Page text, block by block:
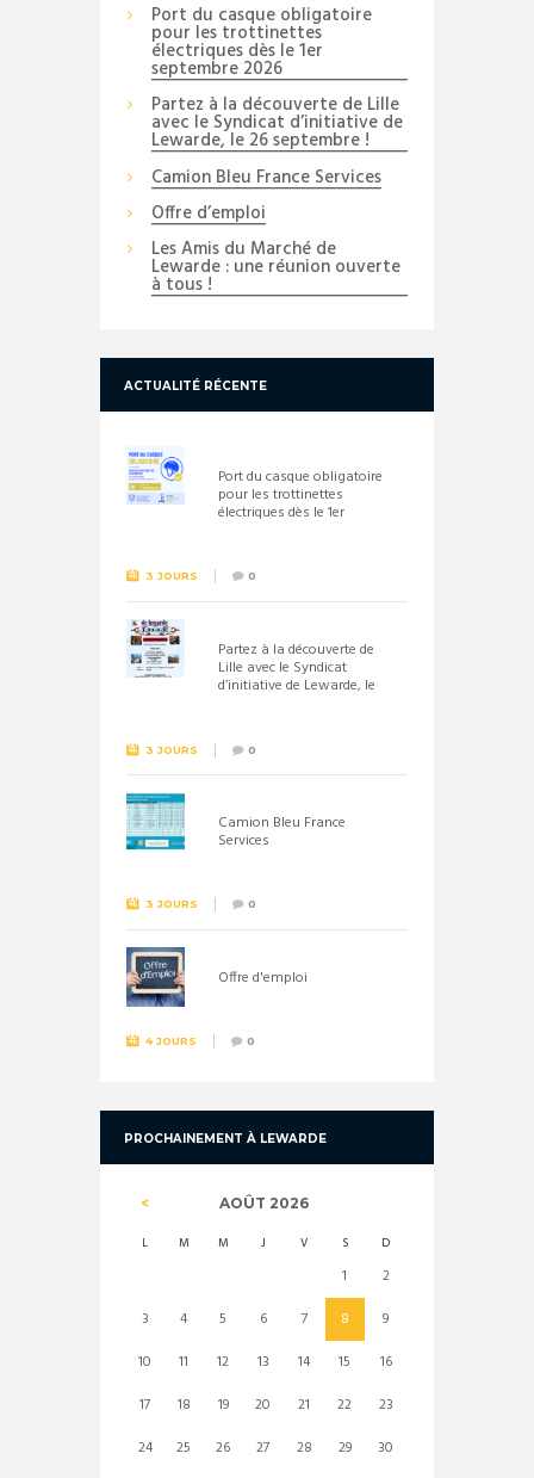
Port du casque obligatoire
pour les trottinettes
électriques dès le 1er
septembre 2026
Partez à la découverte de Lille
avec le Syndicat d’initiative de
Lewarde, le 26 septembre !
Camion Bleu France Services
Offre d’emploi
Les Amis du Marché de
Lewarde : une réunion ouverte
à tous !
ACTUALITÉ RÉCENTE
Port du casque obligatoire
pour les trottinettes
électriques dès le 1er
3 JOURS 0
Partez à la découverte de
Lille avec le Syndicat
d’initiative de Lewarde, le
3 JOURS 0
Camion Bleu France
Services
3 JOURS 0
Offre d'emploi
4 JOURS 0
PROCHAINEMENT À LEWARDE
AOÛT 2026
L M M J V S D
1
2
3
4 5 6 7 8
9
10
11 12 13 14 15
16
17
18 19 20 21 22
23
24
25 26 27 28 29 30